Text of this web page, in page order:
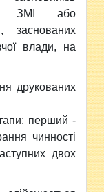
ЗМІ або
заснованих
влади, на
друкованих
перший -
чинності
двох